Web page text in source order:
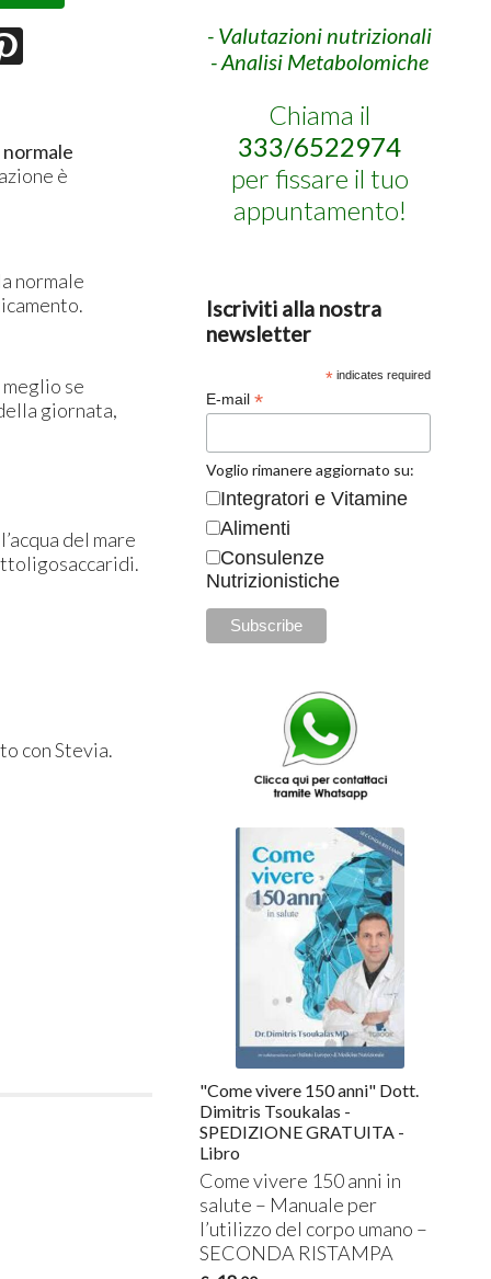
è
normale
se
giornata,
del mare
con Stevia.
- Valutazioni nutrizionali
- Analisi Metabolomiche
Chiama il
333/6522974
per fissare il tuo
appuntamento!
Iscriviti alla nostra
newsletter
* indicates required
E-mail*
Voglio rimanere aggiornato su:
Integratori e Vitamine
Alimenti
Consulenze
Nutrizionistiche
"Come vivere 150 anni" Dott.
Dimitris Tsoukalas -
SPEDIZIONE GRATUITA -
Libro
Come vivere 150 anni in
salute – Manuale per
l’utilizzo del corpo umano –
SECONDA RISTAMPA